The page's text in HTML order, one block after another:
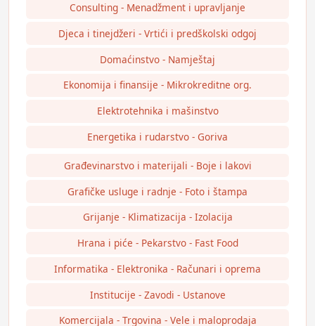
Consulting - Menadžment i upravljanje
Djeca i tinejdžeri - Vrtići i predškolski odgoj
Domaćinstvo - Namještaj
Ekonomija i finansije - Mikrokreditne org.
Elektrotehnika i mašinstvo
Energetika i rudarstvo - Goriva
Građevinarstvo i materijali - Boje i lakovi
Grafičke usluge i radnje - Foto i štampa
Grijanje - Klimatizacija - Izolacija
Hrana i piće - Pekarstvo - Fast Food
Informatika - Elektronika - Računari i oprema
Institucije - Zavodi - Ustanove
Komercijala - Trgovina - Vele i maloprodaja